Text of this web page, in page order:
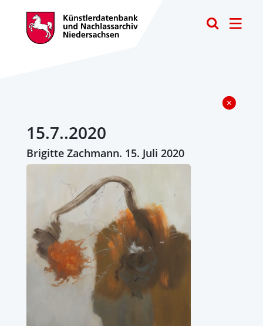
15.7..2020
Brigitte Zachmann. 15. Juli 2020